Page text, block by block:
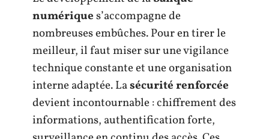
numériques’accompagne de
nombreuses embûches. Pour en tirer le
meilleur, il faut miser sur une vigilance
technique constante et une organisation
interne adaptée. Lasécurité renforcée
devient incontournable : chiffrement des
informations, authentification forte,